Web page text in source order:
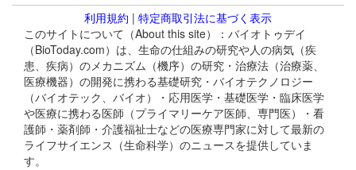
利用規約 | 特定商取引法に基づく表示
このサイトについて（About this site）：バイオトゥデイ
（BioToday.com）は、生命の仕組みの研究や人の病気（疾
患、疾病）のメカニズム（機序）の研究・治療法（治療薬、
医療機器）の開発に携わる基礎研究・バイオテクノロジー
（バイオテック、バイオ）・応用医学・基礎医学・臨床医学
や医療に携わる医師（プライマリーケア医師、専門医）・看
護師・薬剤師・介護福祉士などの医療専門家に対して最新の
ライフサイエンス（生命科学）のニュースを提供していま
す。